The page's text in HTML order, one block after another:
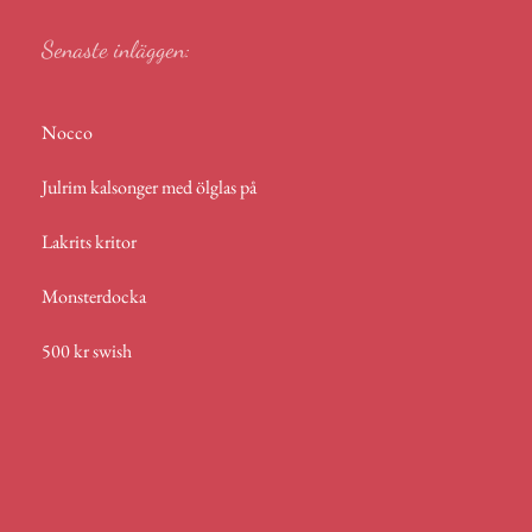
Senaste inläggen:
Nocco
Julrim kalsonger med ölglas på
Lakrits kritor
Monsterdocka
500 kr swish